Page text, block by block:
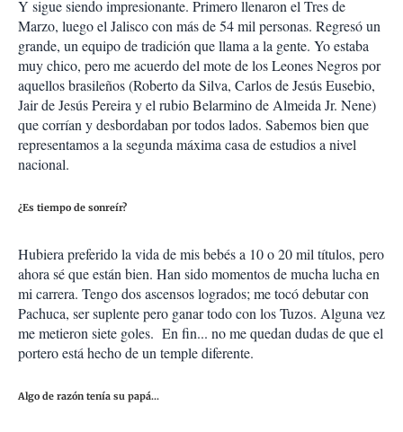
Y sigue siendo impresionante. Primero llenaron el Tres de
Marzo, luego el Jalisco con más de 54 mil personas. Regresó un
grande, un equipo de tradición que llama a la gente. Yo estaba
muy chico, pero me acuerdo del mote de los Leones Negros por
aquellos brasileños (Roberto da Silva, Carlos de Jesús Eusebio,
Jair de Jesús Pereira y el rubio Belarmino de Almeida Jr. Nene)
que corrían y desbordaban por todos lados. Sabemos bien que
representamos a la segunda máxima casa de estudios a nivel
nacional.
¿Es tiempo de sonreír?
Hubiera preferido la vida de mis bebés a 10 o 20 mil títulos, pero
ahora sé que están bien. Han sido momentos de mucha lucha en
mi carrera. Tengo dos ascensos logrados; me tocó debutar con
Pachuca, ser suplente pero ganar todo con los Tuzos. Alguna vez
me metieron siete goles. En fin... no me quedan dudas de que el
portero está hecho de un temple diferente.
Algo de razón tenía su papá...